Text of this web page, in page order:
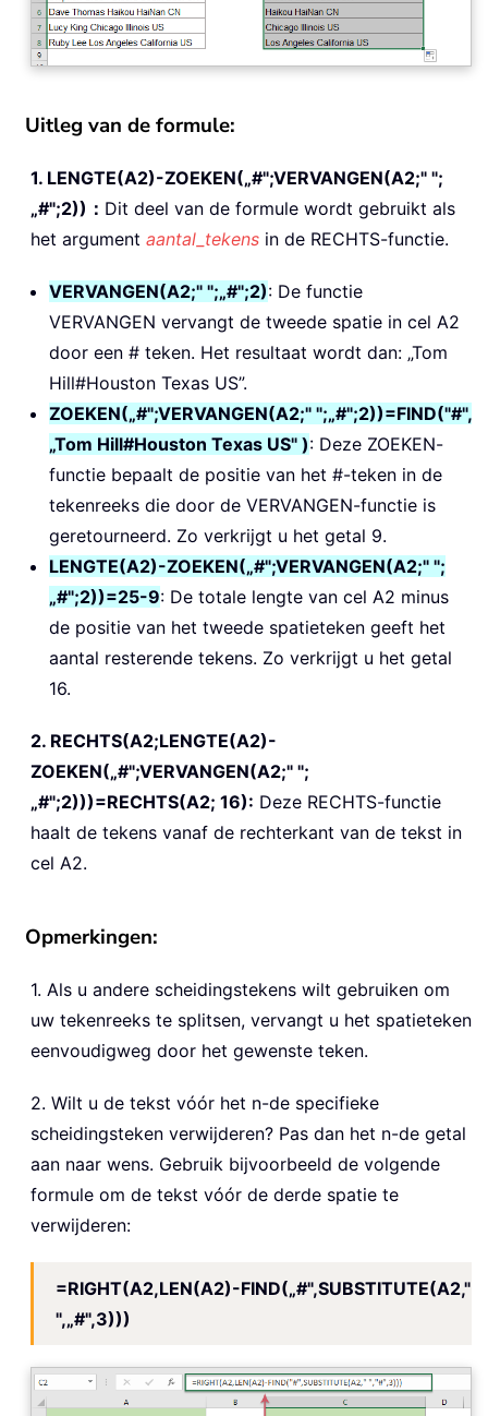
Uitleg van de formule:
1. LENGTE(A2)-ZOEKEN(„#";VERVANGEN(A2;" ";
„#";2))： Dit deel van de formule wordt gebruikt als
het argument aantal_tekens in de RECHTS-functie.
VERVANGEN(A2;" ";„#";2): De functie
VERVANGEN vervangt de tweede spatie in cel A2
door een # teken. Het resultaat wordt dan: „Tom
Hill#Houston Texas US”.
ZOEKEN(„#";VERVANGEN(A2;" ";„#";2))=FIND("#",
„Tom Hill#Houston Texas US" ): Deze ZOEKEN-
functie bepaalt de positie van het #-teken in de
tekenreeks die door de VERVANGEN-functie is
geretourneerd. Zo verkrijgt u het getal 9.
LENGTE(A2)-ZOEKEN(„#";VERVANGEN(A2;" ";
„#";2))=25-9: De totale lengte van cel A2 minus
de positie van het tweede spatieteken geeft het
aantal resterende tekens. Zo verkrijgt u het getal
16.
2. RECHTS(A2;LENGTE(A2)-
ZOEKEN(„#";VERVANGEN(A2;" ";
„#";2)))=RECHTS(A2; 16): Deze RECHTS-functie
haalt de tekens vanaf de rechterkant van de tekst in
cel A2.
Opmerkingen:
1. Als u andere scheidingstekens wilt gebruiken om
uw tekenreeks te splitsen, vervangt u het spatieteken
eenvoudigweg door het gewenste teken.
2. Wilt u de tekst vóór het n-de specifieke
scheidingsteken verwijderen? Pas dan het n-de getal
aan naar wens. Gebruik bijvoorbeeld de volgende
formule om de tekst vóór de derde spatie te
verwijderen:
=RIGHT(A2,LEN(A2)-FIND(„#",SUBSTITUTE(A2,"
",„#",3)))